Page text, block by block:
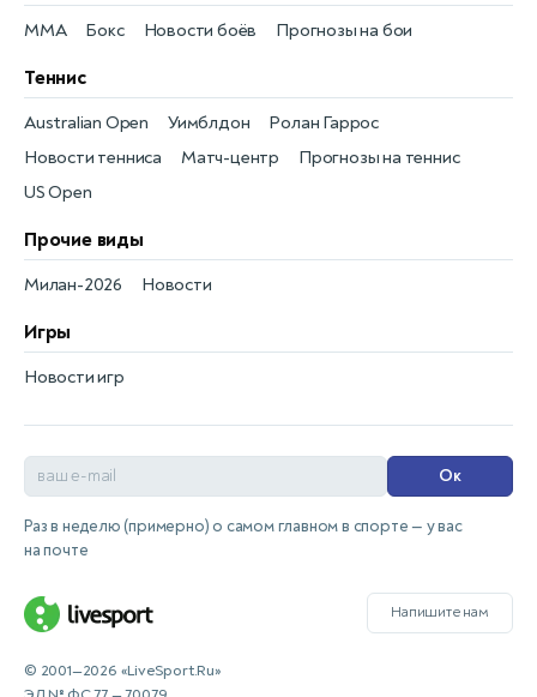
Новости боёв
MMA Прогнозы на бои
Бокс
Теннис
Новости тенниса
Australian Open
Матч-центр
Уимблдон
Прогнозы на теннис
Ролан Гаррос
US Open
Прочие виды
Новости
Милан-2026
Игры
Новости игр
Ок
Раз в неделю (примерно) о самом главном в спорте — у вас
на почте
Напишите нам
© 2001—2026 «LiveSport.Ru»